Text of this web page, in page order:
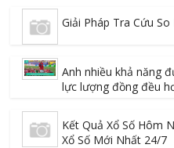
Giải Pháp Tra Cứu
Anh nhiều khả năng
lực lượng đồng đều
Kết Quả Xổ Số Hôm
Xổ Số Mới Nhất 24/7